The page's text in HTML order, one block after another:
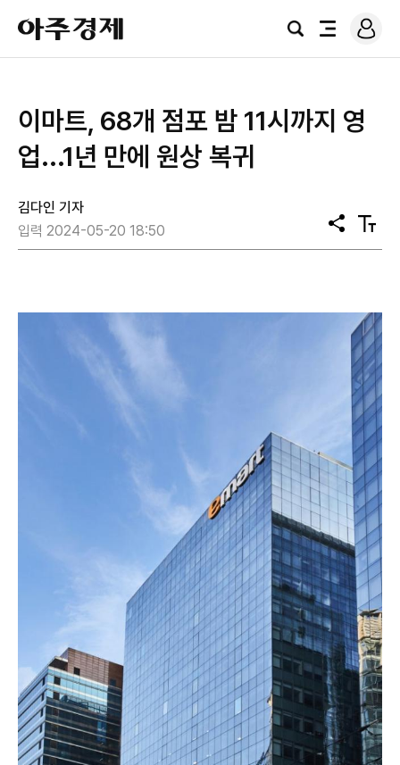
아
주
경
검
전
로
그
이마트, 68개 점포 밤 11시까지 영
업...1년 만에 원상 복귀
김다인 기자
입력 2024-05-20 18:50
공
유
텍
스